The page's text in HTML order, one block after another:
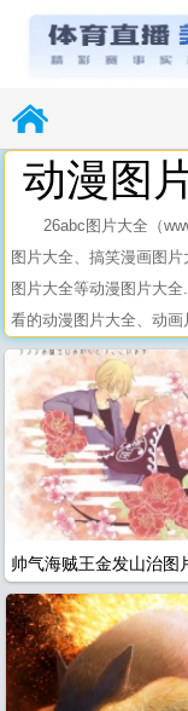
26abc
动漫图
26abc图片大全（
图片大全、搞笑漫画图
图片大全等动漫图片大
看的动漫图片大全、动画
帅气海贼王金发山治图